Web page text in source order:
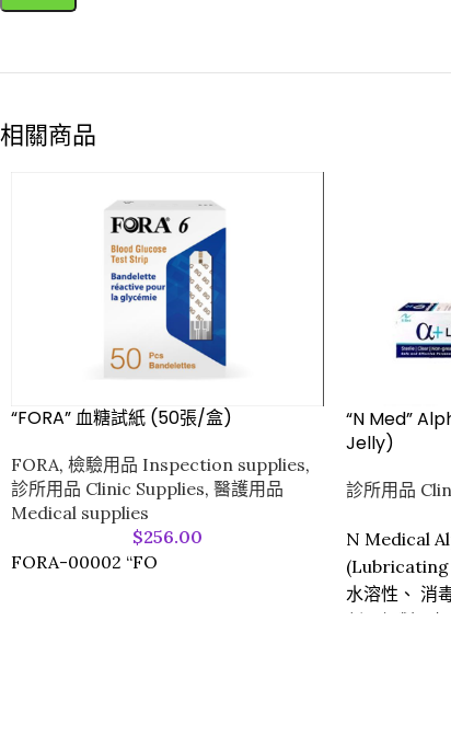
相關商品
“FORA” 血糖試紙 (50張/盒)
FORA, 檢驗用品 Inspection supplies,
診所用品 Clinic Supplies, 醫護用品
Medical supplies
$256.00
FORA-00002 “FO
“N Med”
Jelly)
診所用品
N Medical
(Lubricating
水溶性、 消
劑。絕對不